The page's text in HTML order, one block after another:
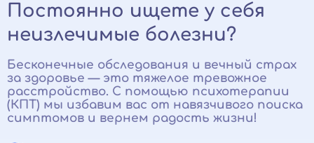
Постоянно ищете у себя
неизлечимые болезни?
Бесконечные обследования и вечный страх
за здоровье — это тяжелое тревожное
расстройство. С помощью психотерапии
(КПТ) мы избавим вас от навязчивого поиска
симптомов и вернем радость жизни!